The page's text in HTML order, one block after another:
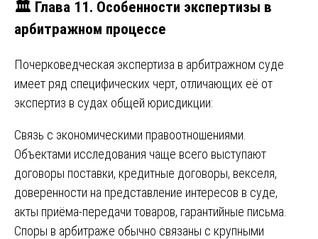
🏛️ Глава 11. Особенности экспертизы в
арбитражном процессе
Почерковедческая экспертиза в арбитражном суде
имеет ряд специфических черт, отличающих её от
экспертиз в судах общей юрисдикции:
Связь с экономическими правоотношениями.
Объектами исследования чаще всего выступают
договоры поставки, кредитные договоры, векселя,
доверенности на представление интересов в суде,
акты приёма-передачи товаров, гарантийные письма.
Споры в арбитраже обычно связаны с крупными